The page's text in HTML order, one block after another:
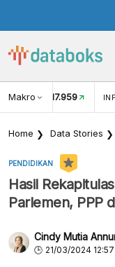
Makro
USD/IDR 17.959
Home Data Stories
PENDIDIKAN
Hasil
Parlemen, PPP
Cindy Mutia
21/03/2024 12:57